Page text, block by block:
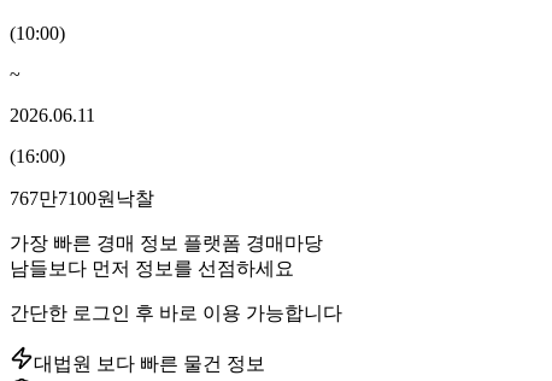
(10:00)
~
2026.06.11
(16:00)
767만7100원 낙찰
가장 빠른 경매 정보 플랫폼 경매마당
남들보다 먼저 정보를 선점하세요
간단한 로그인 후 바로 이용 가능합니다
대법원 보다 빠른 물건 정보